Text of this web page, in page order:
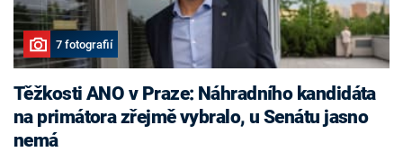
7 fotografií
Těžkosti ANO v Praze: Náhradního kandidáta
na primátora zřejmě vybralo, u Senátu jasno
nemá